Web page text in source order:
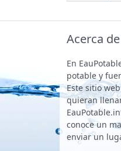
Acerca de
En
potable y
Este sitio
quieran
conoce un
enviar un